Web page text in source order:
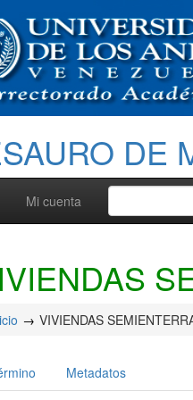
DE
Mi cuenta
VIVIENDAS
Metadatos